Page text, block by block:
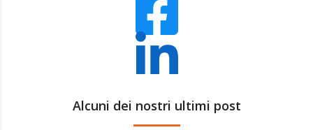
Alcuni dei nostri ultimi post